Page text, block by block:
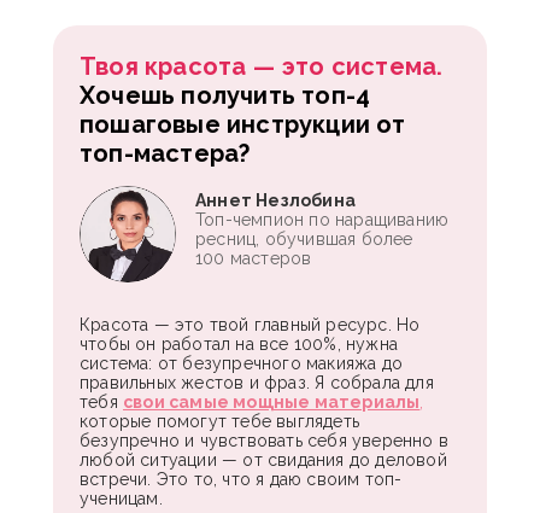
Твоя красота — это система.
Хочешь получить топ-4
пошаговые инструкции от
топ-мастера?
Красота — это твой главный ресурс. Но
чтобы он работал на все 100%, нужна
система: от безупречного макияжа до
правильных жестов и фраз. Я собрала для
тебя свои самые мощные материалы
которые помогут тебе выглядеть
безупречно и чувствовать себя уверенно в
любой ситуации — от свидания до деловой
встречи. Это то, что я даю своим топ-
ученицам.
Аннет Незлобина
Топ-чемпион по наращиванию
ресниц, обучившая более
100 мастеров